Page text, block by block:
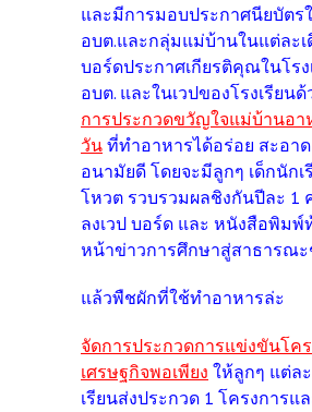
และมีการมอบประกาศนียบัตร
อบต.และกลุ่มแม่บ้านในแต่ละ
บอร์ดประกาศเกียรติคุณในโรง
อบต. และในเวปของโรงเรียน
การประกวดขวัญใจแม่บ้านอา
วัน ที่ทำอาหารได้อร่อย สะอา
อนามัยดี โดยจะมีลูกๆ เด็กนักเ
โหวต รวบรวมผลชิงกันปีละ 1
ลงเวป บอร์ด และ หนังสือพิมพ์
หน้าข่าวการศึกษาสู่สาธารณ
แล้วพืชผักที่ใช้ทำอาหารล่ะ
จัดการประกวดการแข่งขันโค
เศรษฐกิจพอเพียง ให้ลูกๆ แต่ล
เรียนส่งประกวด 1 โครงการแ